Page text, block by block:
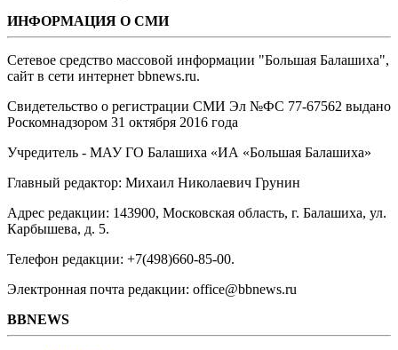
ИНФОРМАЦИЯ О СМИ
Сетевое средство массовой информации "Большая Балашиха",
сайт в сети интернет bbnews.ru.
Свидетельство о регистрации СМИ Эл №ФС ‎77-67562 выдано
Роскомнадзором 31 октября 2016 года
Учредитель - МАУ ГО Балашиха «ИА «Большая Балашиха»
Главный редактор: Михаил Николаевич Грунин
Адрес редакции: 143900, Московская область, г. Балашиха, ул.
Карбышева, д. 5.
Телефон редакции: +7(498)660-85-00.
Электронная почта редакции: office@bbnews.ru
BBNEWS